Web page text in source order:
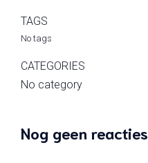
TAGS
No tags
CATEGORIES
No category
Nog geen reacties